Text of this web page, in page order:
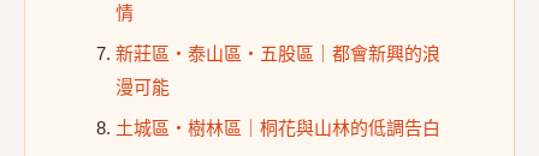
情
新莊區・泰山區・五股區｜都會新興的浪
漫可能
土城區・樹林區｜桐花與山林的低調告白